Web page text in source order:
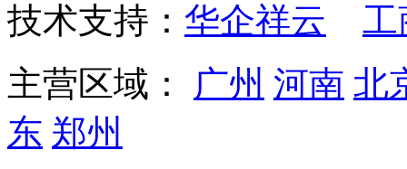
技术支持： 华企祥云
工
主营区域： 广州 河南 北
东 郑州